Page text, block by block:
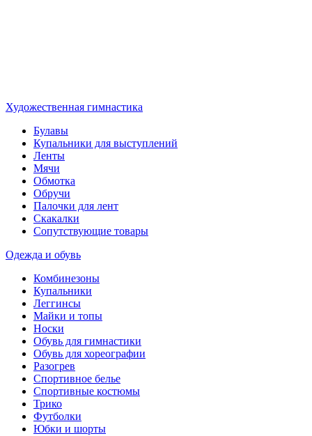
Художественная гимнастика
Булавы
Купальники для выступлений
Ленты
Мячи
Обмотка
Обручи
Палочки для лент
Скакалки
Сопутствующие товары
Одежда и обувь
Комбинезоны
Купальники
Леггинсы
Майки и топы
Носки
Обувь для гимнастики
Обувь для хореографии
Разогрев
Спортивное белье
Спортивные костюмы
Трико
Футболки
Юбки и шорты